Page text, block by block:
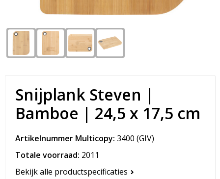
Snoepgoed
Spellen voor binnen en buiten
Sport
Vrije tijd en Strand
Matrozentassen
Opvouwbare tassen
Papieren tassen
Reistassen
Schoudertassen
Snijplank Steven |
Bamboe | 24,5 x 17,5 cm
Artikelnummer Multicopy: 3400 (GIV)
Totale voorraad: 2011
Bekijk alle productspecificaties